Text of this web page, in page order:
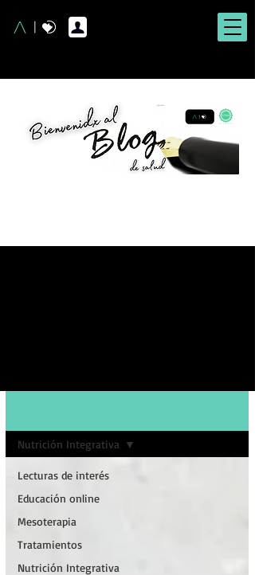
Lecturas de interés
Educación online
Mesoterapia
Tratamientos
Nutrición Integrativa
Nutrición Integrativa